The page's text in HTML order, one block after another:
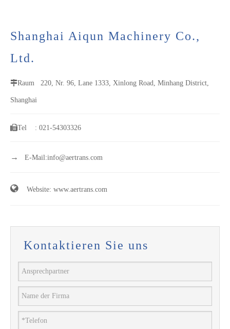
Shanghai Aiqun Machinery Co.,
Ltd.
Raum 220, Nr. 96, Lane 1333, Xinlong Road, Minhang District,
Shanghai
Tel : 021-54303326
→ E-Mail:info@aertrans.com
 Website: www.aertrans.com
Kontaktieren Sie uns